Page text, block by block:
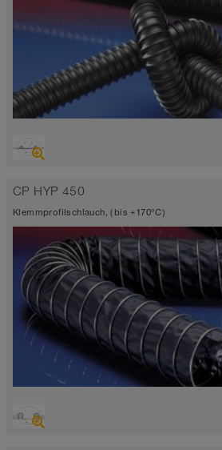
Saugschlauch + Druckschlauch
hoch chemikalienbeständig
Wandstärke 0,8mm
-35°C bis 80°C
CP HYP 450
Klemmprofilschlauch, (bis +170°C)
Saugschlauch + Druckschlauch